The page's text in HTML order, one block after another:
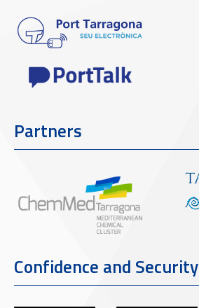
Partners
Confidence and Security